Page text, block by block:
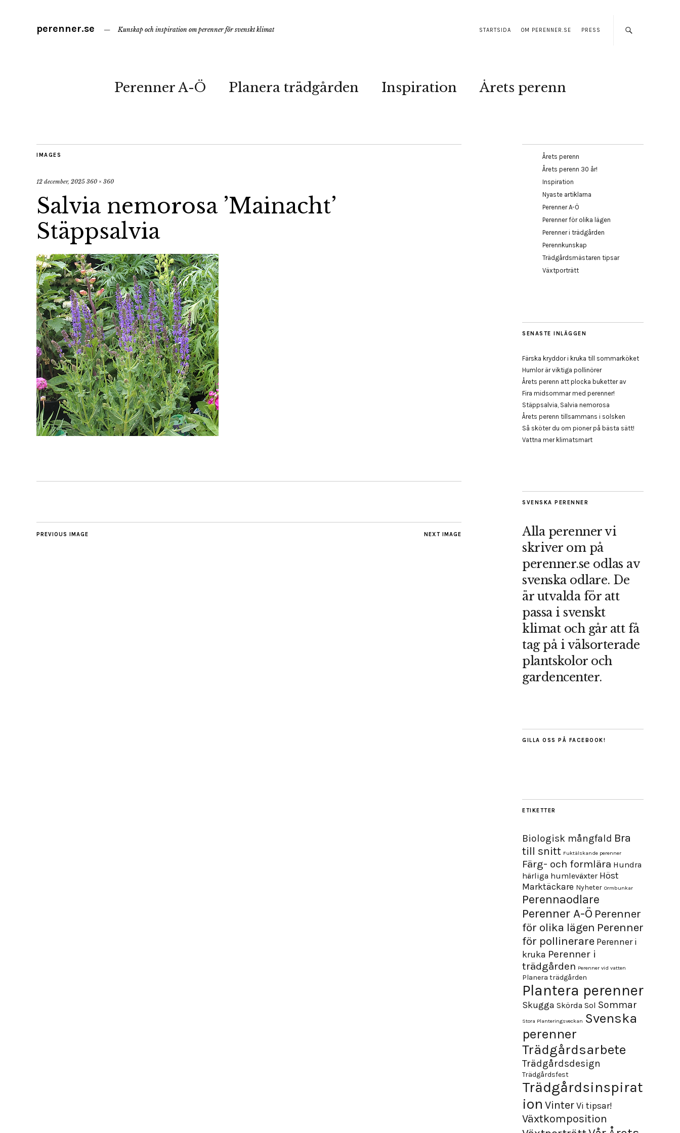
STARTSIDA OM PERENNER.SE PRESS
perenner.se Kunskap och inspiration om perenner för svenskt klimat
Perenner A-Ö Planera trädgården Inspiration Årets perenn
IMAGES
12 december, 2025 360 × 360
Salvia nemorosa ’Mainacht’
Stäppsalvia
NEXT IMAGE
PREVIOUS IMAGE
Årets perenn
Årets perenn 30 år!
Inspiration
Nyaste artiklarna
Perenner A-Ö
Perenner för olika lägen
Perenner i trädgården
Perennkunskap
Trädgårdsmästaren tipsar
Växtporträtt
SENASTE INLÄGGEN
Färska kryddor i kruka till sommarköket
Humlor är viktiga pollinörer
Årets perenn att plocka buketter av
Fira midsommar med perenner!
Stäppsalvia, Salvia nemorosa
Årets perenn tillsammans i solsken
Så sköter du om pioner på bästa sätt!
Vattna mer klimatsmart
SVENSKA PERENNER
Alla perenner vi
skriver om på
perenner.se odlas av
svenska odlare. De
är utvalda för att
passa i svenskt
klimat och går att få
tag på i välsorterade
plantskolor och
gardencenter.
GILLA OSS PÅ FACEBOOK!
ETIKETTER
Biologisk mångfald Bra
till snitt Fuktälskande perenner
Färg- och formlära Hundra
härliga humleväxter Höst
Marktäckare Nyheter Ormbunkar
Perennaodlare
Perenner A-Ö Perenner
för olika lägen Perenner
för pollinerare Perenner i
kruka Perenner i
trädgården Perenner vid vatten
Planera trädgården
Plantera perenner
Skugga Skörda Sol Sommar
Stora Planteringsveckan Svenska
perenner
Trädgårdsarbete
Trädgårdsdesign
Trädgårdsfest
Trädgårdsinspirat
ion VinterVi tipsar!
Växtkomposition